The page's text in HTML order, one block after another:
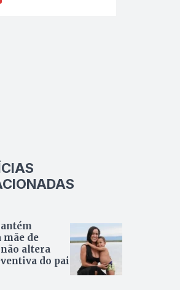
mãe de
altera
do pai